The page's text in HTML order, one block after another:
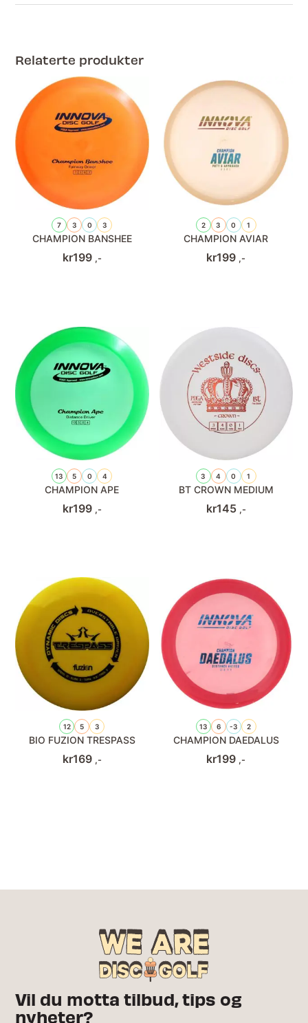
Relaterte produkter
7 3 0 3
CHAMPION BANSHEE
kr199 ,-
2 3 0 1
CHAMPION AVIAR
kr199 ,-
13 5 0 4
CHAMPION APE
kr199 ,-
3 4 0 1
BT CROWN MEDIUM
kr145 ,-
12 5 3
BIO FUZION TRESPASS
kr169 ,-
13 6 -3 2
CHAMPION DAEDALUS
kr199 ,-
Vil du motta tilbud, tips og
nyheter?